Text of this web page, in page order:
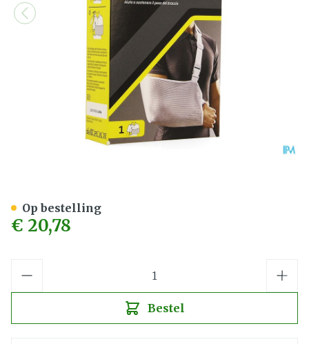
€ 20,78
Bestel
Op bestelling